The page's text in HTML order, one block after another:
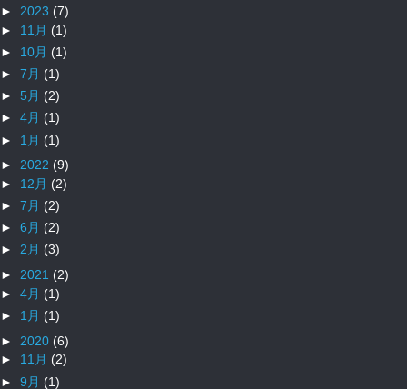
► 2023 (7)
► 11月 (1)
► 10月 (1)
► 7月 (1)
► 5月 (2)
► 4月 (1)
► 1月 (1)
► 2022 (9)
► 12月 (2)
► 7月 (2)
► 6月 (2)
► 2月 (3)
► 2021 (2)
► 4月 (1)
► 1月 (1)
► 2020 (6)
► 11月 (2)
► 9月 (1)